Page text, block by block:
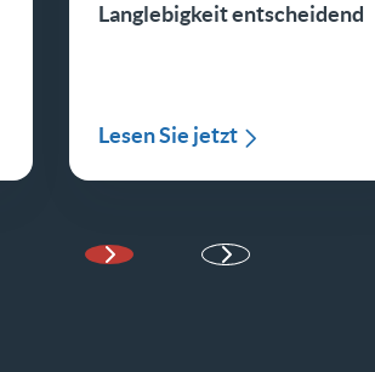
Langlebigkeit entscheidend
Lesen Sie jetzt
Nächste Seite